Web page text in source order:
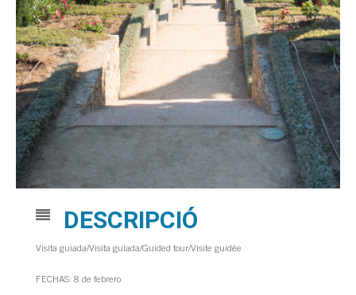
DESCRIPCIÓ
Visita guiada/Visita guiada/Guided tour/Visite guidée
FECHAS: 8 de febrero